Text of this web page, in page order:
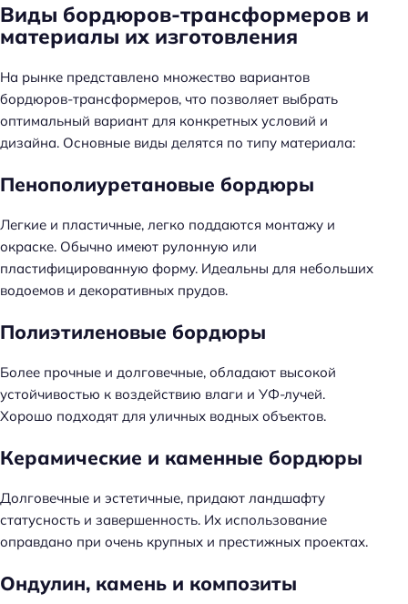
Виды бордюров-трансформеров и
материалы их изготовления
На рынке представлено множество вариантов
бордюров-трансформеров, что позволяет выбрать
оптимальный вариант для конкретных условий и
дизайна. Основные виды делятся по типу материала:
Пенополиуретановые бордюры
Легкие и пластичные, легко поддаются монтажу и
окраске. Обычно имеют рулонную или
пластифицированную форму. Идеальны для небольших
водоемов и декоративных прудов.
Полиэтиленовые бордюры
Более прочные и долговечные, обладают высокой
устойчивостью к воздействию влаги и УФ-лучей.
Хорошо подходят для уличных водных объектов.
Керамические и каменные бордюры
Долговечные и эстетичные, придают ландшафту
статусность и завершенность. Их использование
оправдано при очень крупных и престижных проектах.
Ондулин, камень и композиты